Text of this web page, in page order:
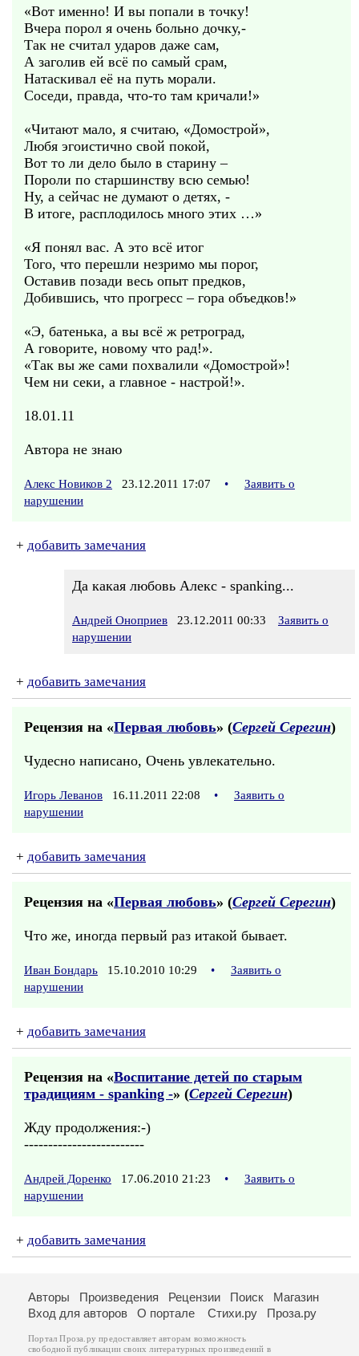
«Вот именно! И вы попали в точку!
Вчера порол я очень больно дочку,-
Так не считал ударов даже сам,
А заголив ей всё по самый срам,
Натаскивал её на путь морали.
Соседи, правда, что-то там кричали!»
«Читают мало, я считаю, «Домострой»,
Любя эгоистично свой покой,
Вот то ли дело было в старину –
Пороли по старшинству всю семью!
Ну, а сейчас не думают о детях, -
В итоге, расплодилось много этих …»
«Я понял вас. А это всё итог
Того, что перешли незримо мы порог,
Оставив позади весь опыт предков,
Добившись, что прогресс – гора объедков!»
«Э, батенька, а вы всё ж ретроград,
А говорите, новому что рад!».
«Так вы же сами похвалили «Домострой»!
Чем ни секи, а главное - настрой!».
18.01.11
Автора не знаю
Алекс Новиков 2 23.12.2011 17:07 •
Заявить о
нарушении
+ добавить замечания
Да какая любовь Алекс - spanking...
Андрей Оноприев 23.12.2011 00:33
Заявить о
нарушении
+ добавить замечания
Рецензия на «Первая любовь» (Сергей Серегин)
Чудесно написано, Очень увлекательно.
Игорь Леванов 16.11.2011 22:08 •
Заявить о
нарушении
+ добавить замечания
Рецензия на «Первая любовь» (Сергей Серегин)
Что же, иногда первый раз итакой бывает.
Иван Бондарь 15.10.2010 10:29 •
Заявить о
нарушении
+ добавить замечания
Рецензия на «Воспитание детей по старым
традициям - spanking -» (Сергей Серегин)
Жду продолжения:-)
-------------------------
Андрей Доренко 17.06.2010 21:23 •
Заявить о
нарушении
+ добавить замечания
Авторы Произведения Рецензии Поиск
Магазин
Вход для авторов
О портале Стихи.ру Проза.ру
Портал Проза.ру предоставляет авторам возможность
свободной публикации своих литературных произведений в